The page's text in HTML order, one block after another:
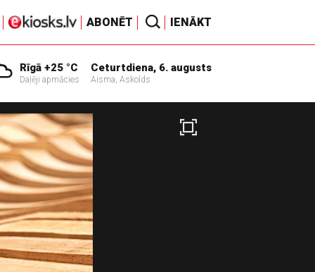
ABONĒT IENĀKT
Rīgā +25 °C
Daļēji apmācies
Ceturtdiena, 6. augusts
Aisma, Askolds